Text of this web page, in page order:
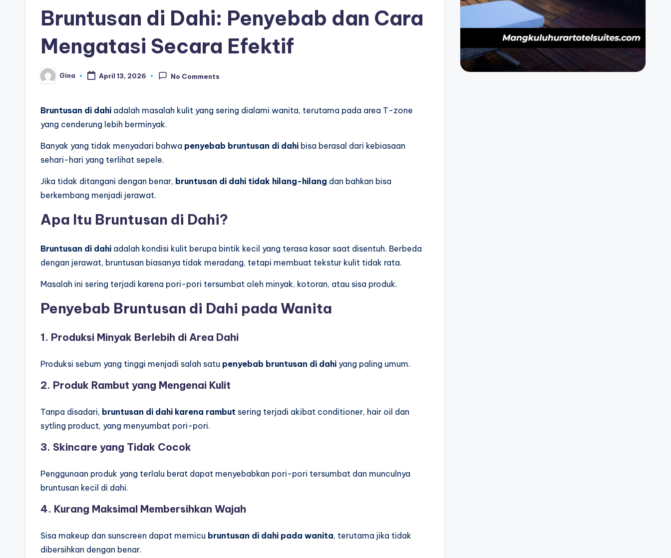
Bruntusan di Dahi: Penyebab dan Cara
Mengatasi Secara Efektif
Posted
by
Gina April 13, 2026 No Comments
Bruntusan di dahi adalah masalah kulit yang sering dialami wanita, terutama pada area T-zone
yang cenderung lebih berminyak.
Banyak yang tidak menyadari bahwa penyebab bruntusan di dahi bisa berasal dari kebiasaan
sehari-hari yang terlihat sepele.
Jika tidak ditangani dengan benar, bruntusan di dahi tidak hilang-hilang dan bahkan bisa
berkembang menjadi jerawat.
Apa Itu Bruntusan di Dahi?
Bruntusan di dahi adalah kondisi kulit berupa bintik kecil yang terasa kasar saat disentuh. Berbeda
dengan jerawat, bruntusan biasanya tidak meradang, tetapi membuat tekstur kulit tidak rata.
Masalah ini sering terjadi karena pori-pori tersumbat oleh minyak, kotoran, atau sisa produk.
Penyebab Bruntusan di Dahi pada Wanita
1. Produksi Minyak Berlebih di Area Dahi
Produksi sebum yang tinggi menjadi salah satu penyebab bruntusan di dahi yang paling umum.
2. Produk Rambut yang Mengenai Kulit
Tanpa disadari, bruntusan di dahi karena rambut sering terjadi akibat conditioner, hair oil dan
sytling product, yang menyumbat pori-pori.
3. Skincare yang Tidak Cocok
Penggunaan produk yang terlalu berat dapat menyebabkan pori-pori tersumbat dan munculnya
bruntusan kecil di dahi.
4. Kurang Maksimal Membersihkan Wajah
Sisa makeup dan sunscreen dapat memicu bruntusan di dahi pada wanita, terutama jika tidak
dibersihkan dengan benar.